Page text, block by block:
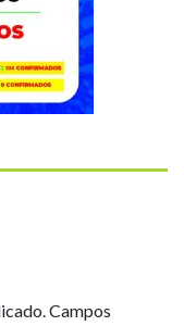
Campos